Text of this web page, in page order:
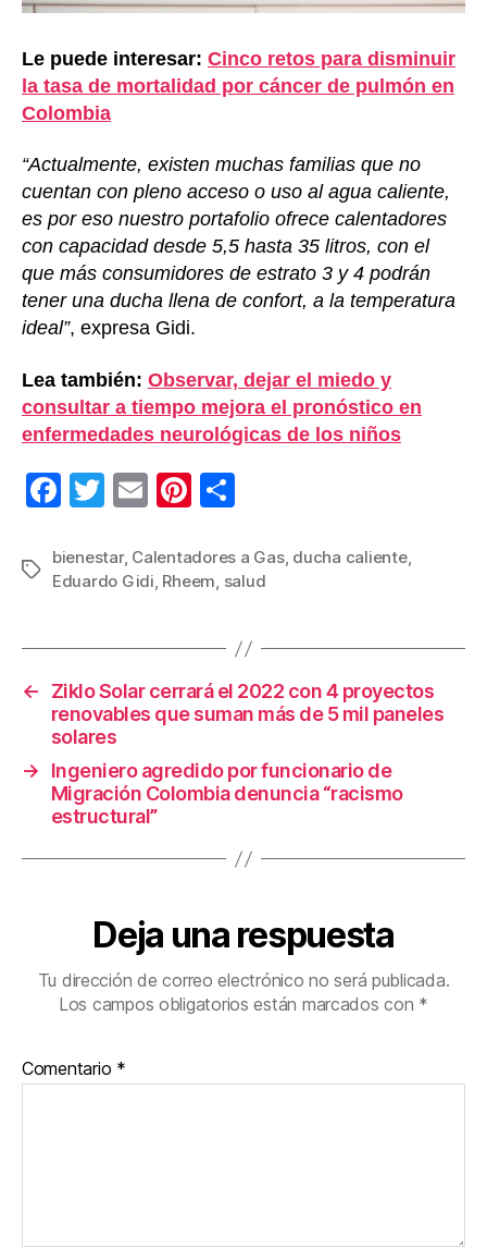
Le puede interesar: Cinco retos para disminuir
la tasa de mortalidad por cáncer de pulmón en
Colombia
“Actualmente, existen muchas familias que no
cuentan con pleno acceso o uso al agua caliente,
es por eso nuestro portafolio ofrece calentadores
con capacidad desde 5,5 hasta 35 litros, con el
que más consumidores de estrato 3 y 4 podrán
tener una ducha llena de confort, a la temperatura
ideal”, expresa Gidi.
Lea también: Observar, dejar el miedo y
consultar a tiempo mejora el pronóstico en
enfermedades neurológicas de los niños
F
c
e
o
k
T
tt
er
E
ail
Pi
er
e
m
p
tir
Etiquetas
bienestar, Calentadores a Gas, ducha caliente,
Eduardo Gidi, Rheem, salud
←
Ziklo Solar cerrará el 2022 con 4 proyectos
renovables que suman más de 5 mil paneles
solares
→
Ingeniero agredido por funcionario de
Migración Colombia denuncia “racismo
estructural”
Deja una respuesta
Tu dirección de correo electrónico no será publicada.
Los campos obligatorios están marcados con *
Comentario *